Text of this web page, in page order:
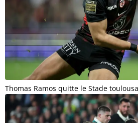
Thomas Ramos quitte le Stade